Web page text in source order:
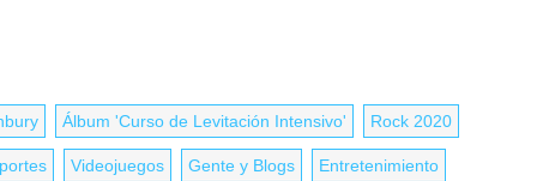
Álbum 'Curso de Levitación Intensivo' Rock 2020
Videojuegos Gente y Blogs Entretenimiento